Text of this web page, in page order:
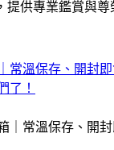
提供專業鑑賞與尊
常溫保存、開封
了！